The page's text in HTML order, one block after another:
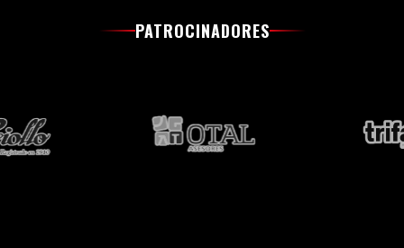
PATROCINADORES